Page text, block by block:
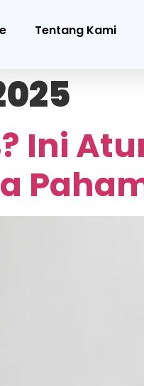
Tentang Kami
Ini